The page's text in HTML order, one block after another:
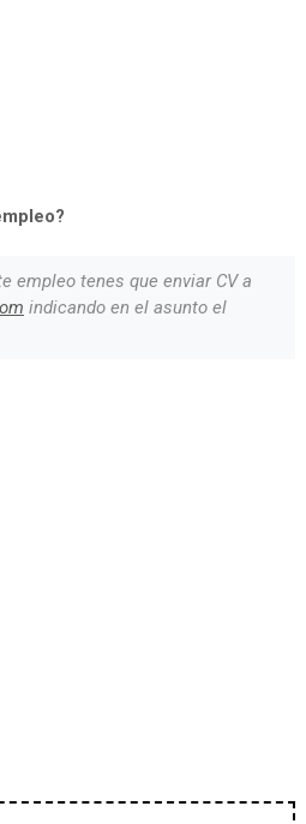
empleo tenes que enviar CV a
indicando en el asunto el